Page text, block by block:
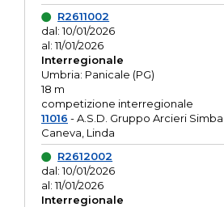
R2611002
dal: 10/01/2026
al: 11/01/2026
Interregionale
Umbria: Panicale (PG)
18 m
competizione interregionale
11016 - A.S.D. Gruppo Arcieri Simba
Caneva, Linda
R2612002
dal: 10/01/2026
al: 11/01/2026
Interregionale